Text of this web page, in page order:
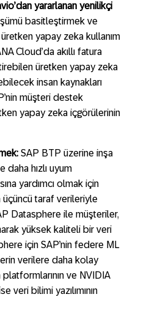
yararlanan yenilikçi
basitleştirmek ve
yapay zeka kullanım
Cloud’da akıllı fatura
üretken yapay zeka
insan kaynakları
müşteri destek
yapay zeka içgörülerinin
SAP BTP üzerine inşa
hızlı uyum
yardımcı olmak için
üçüncü taraf verileriyle
Datasphere ile müşteriler,
yüksek kaliteli bir veri
için SAP’nin federe ML
verilere daha kolay
platformlarının ve NVIDIA
veri bilimi yazılımının